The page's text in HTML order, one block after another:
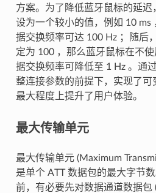
方案。为了降低蓝牙鼠标的延
设为一个较小的值，例如 10 ms
据交换频率可达 100 Hz ；随后
定为 100 ，那么蓝牙鼠标在不
据交换频率可降低至 1 Hz 。通
整连接参数的前提下，实现了可
最大程度上提升了用户体验。
最大传输单元
最大传输单元 (Maximum
是单个 ATT 数据包的最大字节
前，有必要先对数据通道数据包